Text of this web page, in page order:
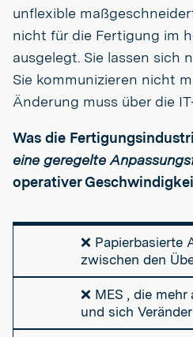
unflexible
nicht für die Fertigung im
ausgelegt. Sie lassen sich
Sie kommunizieren nicht
Änderung muss über die
Was die
eine geregelte
operativer
❌ Papierbasierte
zwischen den
❌ MES , die
und sich